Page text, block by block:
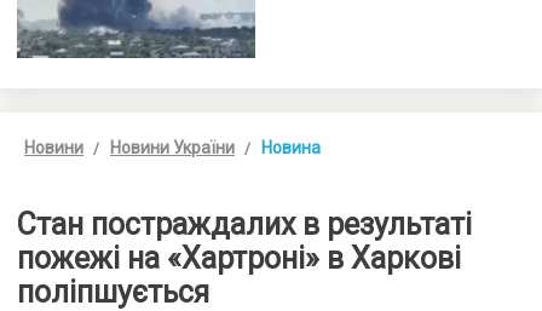
Новини Новини України Новина
Стан постраждалих в результаті
пожежі на «Хартроні» в Харкові
поліпшується